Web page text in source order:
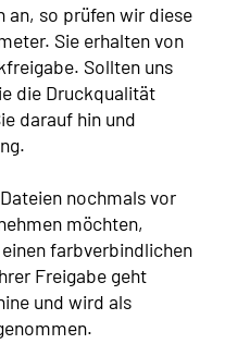
an, so prüfen wir diese
Sie erhalten von
Sollten uns
die Druckqualität
darauf hin und
nochmals vor
möchten,
farbverbindlichen
Freigabe geht
und wird als